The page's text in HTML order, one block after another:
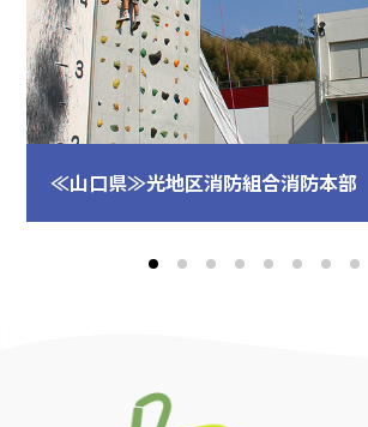
≪山口県≫光地区消防組合消防本部